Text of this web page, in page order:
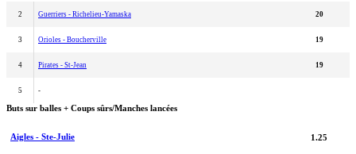
2 Guerriers - Richelieu-Yamaska 20
3 Orioles - Boucherville 19
4 Pirates - St-Jean 19
5 -
Buts sur balles + Coups sûrs/Manches lancées
Aigles - Ste-Julie 1.25